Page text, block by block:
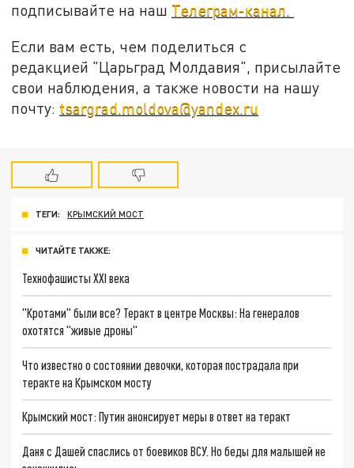
подписывайте на наш Телеграм-канал.
Если вам есть, чем поделиться с
редакцией "Царьград Молдавия", присылайте
свои наблюдения, а также новости на нашу
почту: tsargrad.moldova@yandex.ru
ТЕГИ: КРЫМСКИЙ МОСТ
ЧИТАЙТЕ ТАКЖЕ:
Технофашисты XXI века
"Кротами" были все? Теракт в центре Москвы: На генералов
охотятся "живые дроны"
Что известно о состоянии девочки, которая пострадала при
теракте на Крымском мосту
Крымский мост: Путин анонсирует меры в ответ на теракт
Даня с Дашей спаслись от боевиков ВСУ. Но беды для малышей не